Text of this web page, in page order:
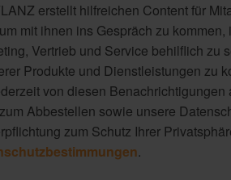
erstellt hilfreichen Content für
mit ihnen ins Gespräch zu
Vertrieb und Service behilflich zu
Produkte und Dienstleistungen zu
von diesen Benachrichtigungen
Abbestellen sowie unsere
zum Schutz Ihrer
.